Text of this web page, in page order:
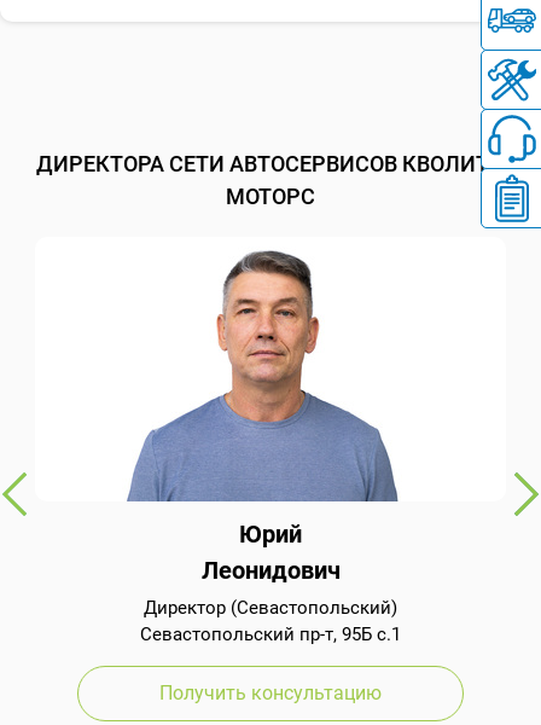
ДИРЕКТОРА СЕТИ АВТОСЕРВИСОВ КВОЛИТИ
МОТОРС
Юрий
Леонидович
Директор (Севастопольский)
Севастопольский пр-т, 95Б с.1
Получить консультацию